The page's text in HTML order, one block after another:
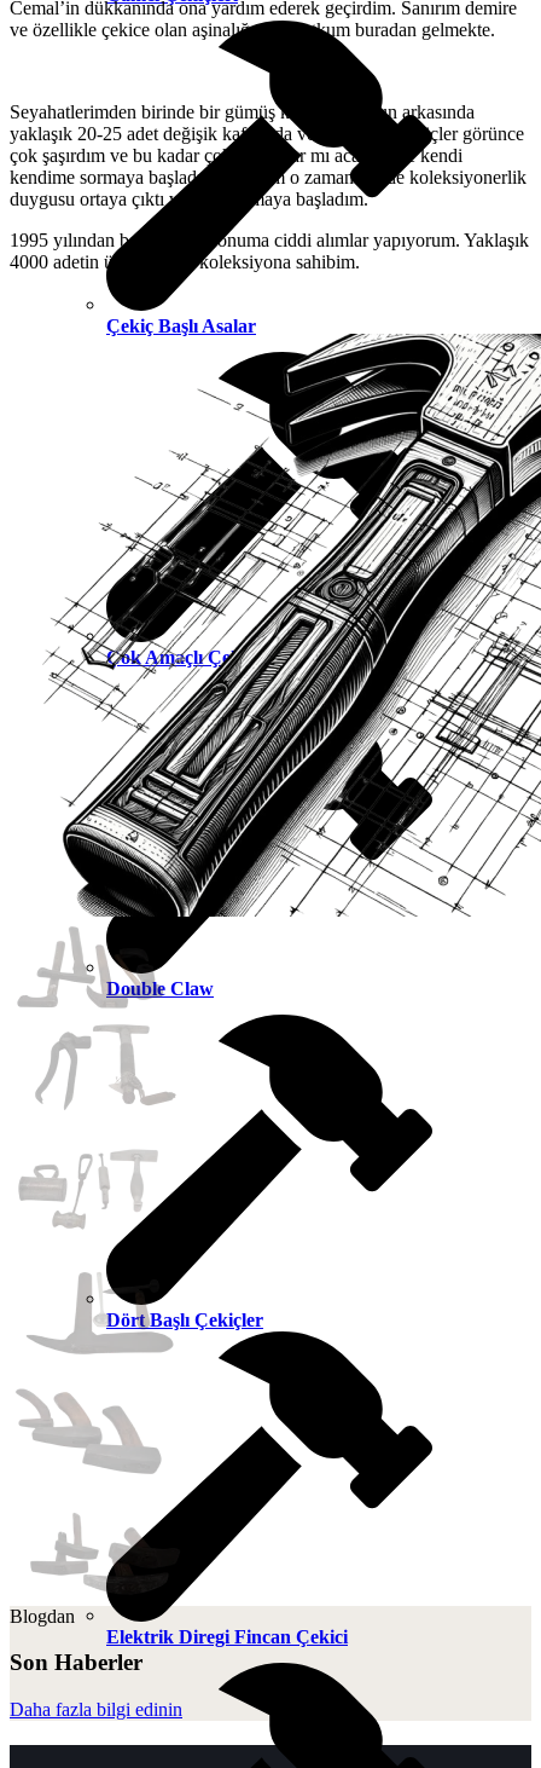
Çekiç Başlı Asalar
Çok Amaçlı Çekiçler
Double Claw
Dört Başlı Çekiçler
Elektrik Diregi Fincan Çekici
Cemal’in dükkanında ona yardım ederek geçirdim. Sanırım demire
ve özellikle çekice olan aşinalığım ve tutkum buradan gelmekte.
Seyahatlerimden birinde bir gümüş kuyumcusunun arkasında
yaklaşık 20-25 adet değişik kafalarda ve formlarda çekiçler görünce
çok şaşırdım ve bu kadar çok çekiç var mı acaba diye kendi
kendime sormaya başladım. Sanırım o zaman bende koleksiyonerlik
duygusu ortaya çıktı ve çekiç almaya başladım.
1995 yılından beri koleksiyonuma ciddi alımlar yapıyorum. Yaklaşık
4000 adetin üzerinde bir koleksiyona sahibim.
Blogdan
Son Haberler
Daha fazla bilgi edinin